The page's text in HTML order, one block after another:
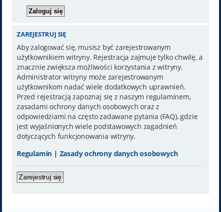
ZAREJESTRUJ SIĘ
Aby zalogować się, musisz być zarejestrowanym
użytkownikiem witryny. Rejestracja zajmuje tylko chwilę, a
znacznie zwiększa możliwości korzystania z witryny.
Administrator witryny może zarejestrowanym
użytkownikom nadać wiele dodatkowych uprawnień.
Przed rejestracją zapoznaj się z naszym regulaminem,
zasadami ochrony danych osobowych oraz z
odpowiedziami na często zadawane pytania (FAQ), gdzie
jest wyjaśnionych wiele podstawowych zagadnień
dotyczących funkcjonowania witryny.
Regulamin | Zasady ochrony danych osobowych
Zarejestruj się